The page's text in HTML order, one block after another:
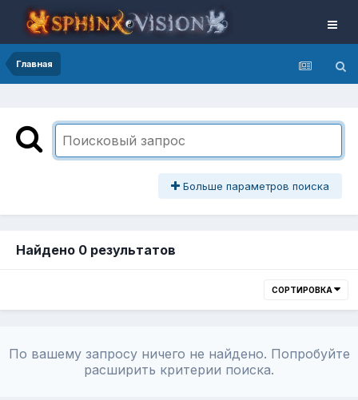
Главная
Больше параметров поиска
Найдено 0 результатов
СОРТИРОВКА
По вашему запросу ничего не найдено. Попробуйте
расширить критерии поиска.